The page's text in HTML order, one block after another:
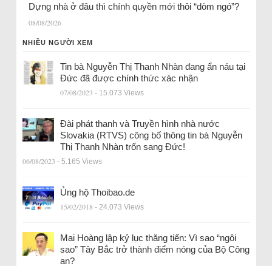
Dựng nhà ở đâu thì chính quyền mới thôi “dòm ngó”?
08/08/2026
NHIỀU NGƯỜI XEM
Tin bà Nguyễn Thị Thanh Nhàn đang ẩn náu tại
Đức đã được chính thức xác nhận
07/08/2023 - 15.073 Views
Đài phát thanh và Truyền hình nhà nước
Slovakia (RTVS) công bố thông tin bà Nguyễn
Thị Thanh Nhàn trốn sang Đức!
06/08/2023 - 5.165 Views
Ủng hộ Thoibao.de
15/02/2018 - 24.073 Views
Mai Hoàng lập kỷ lục thăng tiến: Vì sao “ngôi
sao” Tây Bắc trở thành điểm nóng của Bộ Công
an?